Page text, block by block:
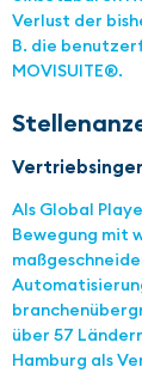
Verlust der
B. die
MOVISUITE®.
Als Global
Bewegung mit
über 57
Hamburg als